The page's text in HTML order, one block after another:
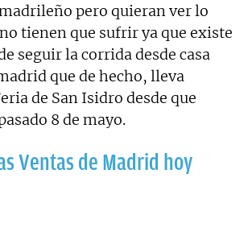
pero quieran ver lo
tienen que sufrir ya que existe
seguir la corrida desde casa
que de hecho, lleva
de San Isidro desde que
8 de mayo.
Ventas de Madrid hoy